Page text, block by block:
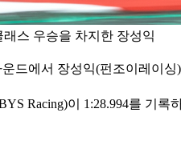
래스 우승을 차지한 장성익
드에서 장성익(펀조이레이
Racing)이 1:28.994를 기